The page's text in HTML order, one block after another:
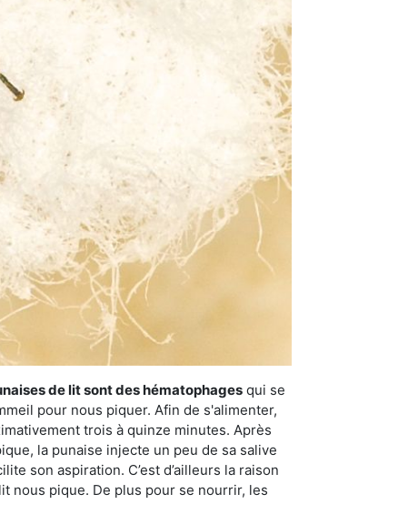
de lit sont des hématophages qui se
pour nous piquer. Afin de s'alimenter,
trois à quinze minutes. Après
la punaise injecte un peu de sa salive
son aspiration. C’est d’ailleurs la raison
nous pique. De plus pour se nourrir, les